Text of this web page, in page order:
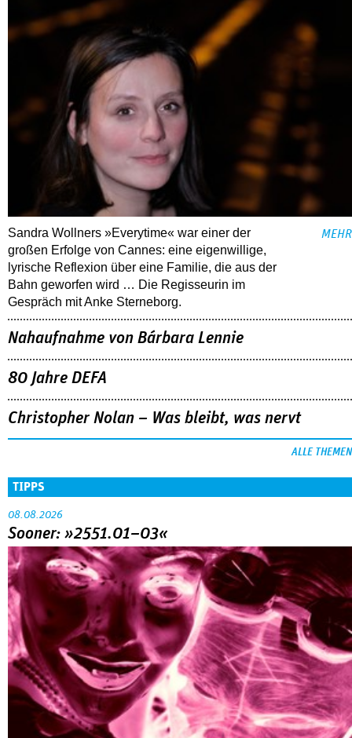
Sandra Wollners »Everytime« war einer der
großen Erfolge von Cannes: eine eigenwillige,
lyrische Reflexion über eine ­Familie, die aus der
Bahn geworfen wird … Die Regisseurin im
Gespräch mit Anke Sterneborg.
MEHR
Nahaufnahme von Bárbara Lennie
80 Jahre DEFA
Christopher Nolan – Was bleibt, was nervt
ALLE THEMEN
TIPPS
08.08.2026
Sooner: »2551.01–03«